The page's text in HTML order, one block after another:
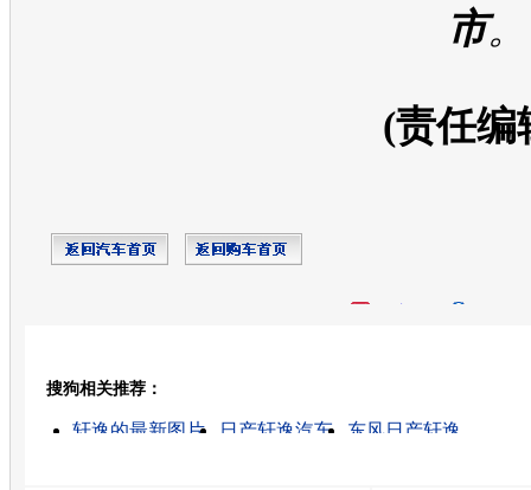
市。
(责任编
搜狗相关推荐：
轩逸的最新图片 日产轩逸汽车
东风日产轩逸